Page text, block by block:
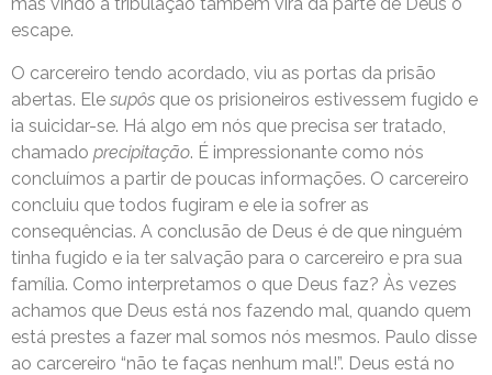
mas vindo a tribulação também virá da parte de Deus o
escape.
O carcereiro tendo acordado, viu as portas da prisão
abertas. Ele supôs que os prisioneiros estivessem fugido e
ia suicidar-se. Há algo em nós que precisa ser tratado,
chamado precipitação. É impressionante como nós
concluímos a partir de poucas informações. O carcereiro
concluiu que todos fugiram e ele ia sofrer as
consequências. A conclusão de Deus é de que ninguém
tinha fugido e ia ter salvação para o carcereiro e pra sua
família. Como interpretamos o que Deus faz? Às vezes
achamos que Deus está nos fazendo mal, quando quem
está prestes a fazer mal somos nós mesmos. Paulo disse
ao carcereiro “não te faças nenhum mal!”. Deus está no